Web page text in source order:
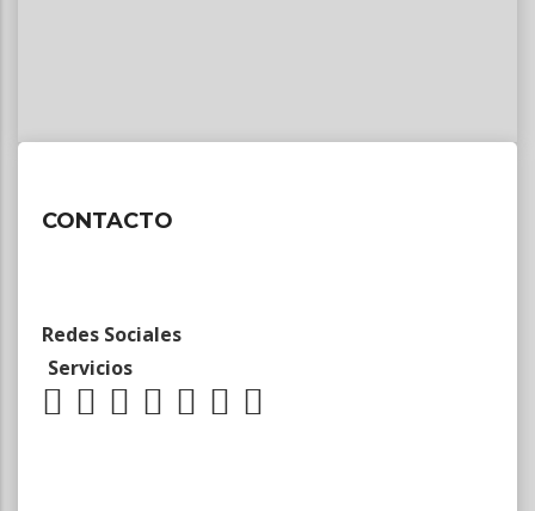
CONTACTO
Redes Sociales
Servicios